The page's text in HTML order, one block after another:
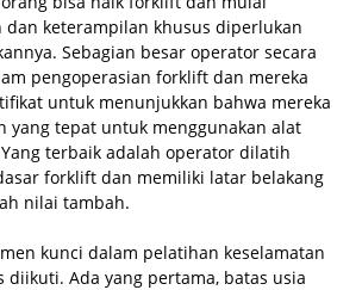
dan keterampilan khusus diperlukan
Sebagian besar operator secara
pengoperasian forklift dan mereka
untuk menunjukkan bahwa mereka
yang tepat untuk menggunakan alat
terbaik adalah operator dilatih
forklift dan memiliki latar belakang
nilai tambah.
kunci dalam pelatihan keselamatan
Ada yang pertama, batas usia